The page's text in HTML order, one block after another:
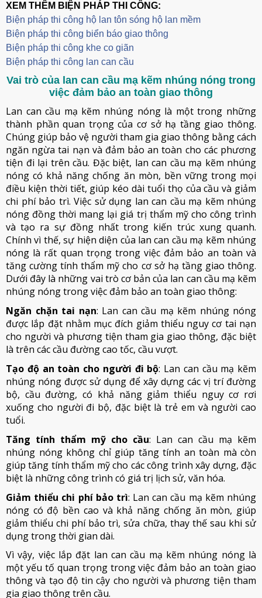
XEM THÊM BIỆN PHÁP THI CÔNG:
Biện pháp thi công hộ lan tôn sóng hộ lan mềm
Biện pháp thi công biển báo giao thông
Biện pháp thi công khe co giãn
Biện pháp thi công lan can cầu
Vai trò của lan can cầu mạ kẽm nhúng nóng trong
việc đảm bảo an toàn giao thông
Lan can cầu mạ kẽm nhúng nóng là một trong những
thành phần quan trọng của cơ sở hạ tầng giao thông.
Chúng giúp bảo vệ người tham gia giao thông bằng cách
ngăn ngừa tai nạn và đảm bảo an toàn cho các phương
tiện đi lại trên cầu. Đặc biệt, lan can cầu mạ kẽm nhúng
nóng có khả năng chống ăn mòn, bền vững trong mọi
điều kiện thời tiết, giúp kéo dài tuổi thọ của cầu và giảm
chi phí bảo trì. Việc sử dụng lan can cầu mạ kẽm nhúng
nóng đồng thời mang lại giá trị thẩm mỹ cho công trình
và tạo ra sự đồng nhất trong kiến trúc xung quanh.
Chính vì thế, sự hiện diện của lan can cầu mạ kẽm nhúng
nóng là rất quan trọng trong việc đảm bảo an toàn và
tăng cường tính thẩm mỹ cho cơ sở hạ tầng giao thông.
Dưới đây là những vai trò cơ bản của lan can cầu mạ kẽm
nhúng nóng trong việc đảm bảo an toàn giao thông:
Ngăn chặn tai nạn: Lan can cầu mạ kẽm nhúng nóng
được lắp đặt nhằm mục đích giảm thiểu nguy cơ tai nạn
cho người và phương tiện tham gia giao thông, đặc biệt
là trên các cầu đường cao tốc, cầu vượt.
Tạo độ an toàn cho người đi bộ: Lan can cầu mạ kẽm
nhúng nóng được sử dụng để xây dựng các vị trí đường
bộ, cầu đường, có khả năng giảm thiểu nguy cơ rơi
xuống cho người đi bộ, đặc biệt là trẻ em và người cao
tuổi.
Tăng tính thẩm mỹ cho cầu: Lan can cầu mạ kẽm
nhúng nóng không chỉ giúp tăng tính an toàn mà còn
giúp tăng tính thẩm mỹ cho các công trình xây dựng, đặc
biệt là những công trình có giá trị lịch sử, văn hóa.
Giảm thiểu chi phí bảo trì: Lan can cầu mạ kẽm nhúng
nóng có độ bền cao và khả năng chống ăn mòn, giúp
giảm thiểu chi phí bảo trì, sửa chữa, thay thế sau khi sử
dụng trong thời gian dài.
Vì vậy, việc lắp đặt lan can cầu mạ kẽm nhúng nóng là
một yếu tố quan trọng trong việc đảm bảo an toàn giao
thông và tạo độ tin cậy cho người và phương tiện tham
gia giao thông trên cầu.